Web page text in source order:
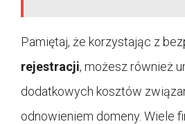
Pamiętaj, że korzystając z
rejestracji, możesz również
dodatkowych kosztów
odnowieniem domeny. Wiele